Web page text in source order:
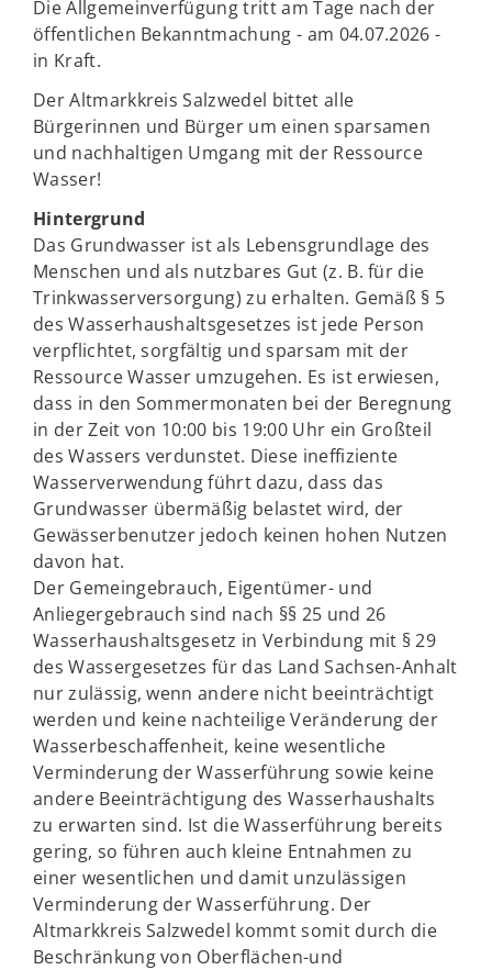
Die Allgemeinverfügung tritt am Tage nach der
öffentlichen Bekanntmachung - am 04.07.2026 -
in Kraft.
Der Altmarkkreis Salzwedel bittet alle
Bürgerinnen und Bürger um einen sparsamen
und nachhaltigen Umgang mit der Ressource
Wasser!
Hintergrund
Das Grundwasser ist als Lebensgrundlage des
Menschen und als nutzbares Gut (z. B. für die
Trinkwasserversorgung) zu erhalten. Gemäß § 5
des Wasserhaushaltsgesetzes ist jede Person
verpflichtet, sorgfältig und sparsam mit der
Ressource Wasser umzugehen. Es ist erwiesen,
dass in den Sommermonaten bei der Beregnung
in der Zeit von 10:00 bis 19:00 Uhr ein Großteil
des Wassers verdunstet. Diese ineffiziente
Wasserverwendung führt dazu, dass das
Grundwasser übermäßig belastet wird, der
Gewässerbenutzer jedoch keinen hohen Nutzen
davon hat.
Der Gemeingebrauch, Eigentümer- und
Anliegergebrauch sind nach §§ 25 und 26
Wasserhaushaltsgesetz in Verbindung mit § 29
des Wassergesetzes für das Land Sachsen-Anhalt
nur zulässig, wenn andere nicht beeinträchtigt
werden und keine nachteilige Veränderung der
Wasserbeschaffenheit, keine wesentliche
Verminderung der Wasserführung sowie keine
andere Beeinträchtigung des Wasserhaushalts
zu erwarten sind. Ist die Wasserführung bereits
gering, so führen auch kleine Entnahmen zu
einer wesentlichen und damit unzulässigen
Verminderung der Wasserführung. Der
Altmarkkreis Salzwedel kommt somit durch die
Beschränkung von Oberflächen-und